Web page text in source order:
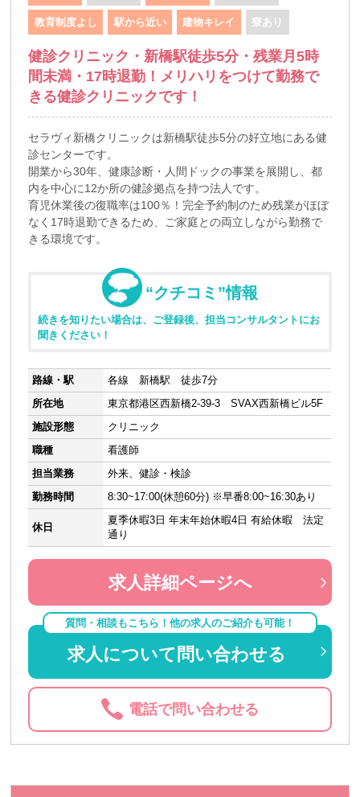
教育制度よし 駅から近い 建物キレイ 寮あり
健診クリニック・新橋駅徒歩5分・残業月5時
間未満・17時退勤！メリハリをつけて勤務で
きる健診クリニックです！
セラヴィ新橋クリニックは新橋駅徒歩5分の好立地にある健
診センターです。
開業から30年、健康診断・人間ドックの事業を展開し、都
内を中心に12か所の健診拠点を持つ法人です。
育児休業後の復職率は100％！完全予約制のため残業がほぼ
なく17時退勤できるため、ご家庭との両立しながら勤務で
きる環境です。
“クチコミ”情報
続きを知りたい場合は、ご登録後、担当コンサルタントにお
聞きください！
路線・駅
各線 新橋駅 徒歩7分
所在地
東京都港区西新橋2-39-3 SVAX西新橋ビル5F
施設形態
クリニック
職種
看護師
担当業務
外来、健診・検診
勤務時間
8:30~17:00(休憩60分) ※早番8:00~16:30あり
休日
夏季休暇3日 年末年始休暇4日 有給休暇 法定
通り
求人詳細ページへ
質問・相談もこちら！他の求人のご紹介も可能！
求人について問い合わせる
電話で問い合わせる